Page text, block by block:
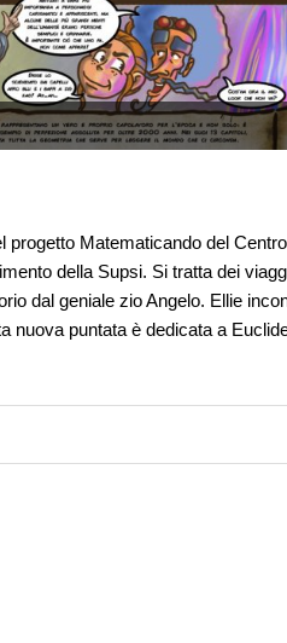
progetto Matematicando del Centro
della Supsi. Si tratta dei
dal geniale zio Angelo. Ellie
nuova puntata è dedicata a